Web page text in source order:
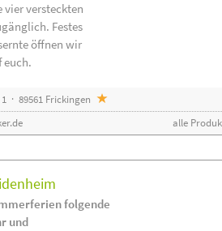
vier versteckten
Festes
öffnen wir
euch.
· 89561 Frickingen
alle
folgende
und